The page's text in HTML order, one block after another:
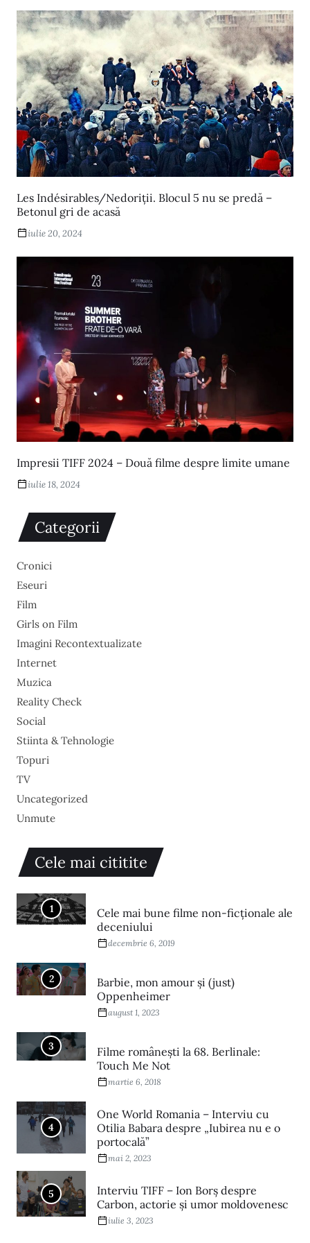
Les Indésirables/Nedoriții. Blocul 5 nu se predă –
Betonul gri de acasă
iulie 20, 2024
Impresii TIFF 2024 – Două filme despre limite umane
iulie 18, 2024
Categorii
Cronici
Eseuri
Film
Girls on Film
Imagini Recontextualizate
Internet
Muzica
Reality Check
Social
Stiinta & Tehnologie
Topuri
TV
Uncategorized
Unmute
Cele mai cititite
1
Cele mai bune filme non-ficționale ale
deceniului
decembrie 6, 2019
2
Barbie, mon amour și (just)
Oppenheimer
august 1, 2023
3
Filme româneşti la 68. Berlinale:
Touch Me Not
martie 6, 2018
4
One World Romania – Interviu cu
Otilia Babara despre „Iubirea nu e o
portocală”
mai 2, 2023
5
Interviu TIFF – Ion Borș despre
Carbon, actorie și umor moldovenesc
iulie 3, 2023